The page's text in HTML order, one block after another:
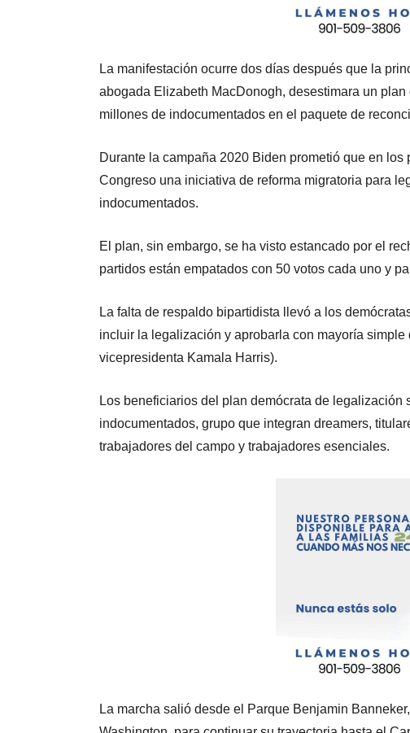
La manifestación ocurre dos días después que la
abogada Elizabeth MacDonogh, desestimara un
millones de indocumentados en el paquete de
Durante la campaña 2020 Biden prometió que en
Congreso una iniciativa de reforma migratoria para
indocumentados.
El plan, sin embargo, se ha visto estancado por el
partidos están empatados con 50 votos cada uno y
La falta de respaldo bipartidista llevó a los
incluir la legalización y aprobarla con mayoría
vicepresidenta Kamala Harris).
Los beneficiarios del plan demócrata de
indocumentados, grupo que integran dreamers,
trabajadores del campo y trabajadores esenciales.
La marcha salió desde el Parque Benjamin